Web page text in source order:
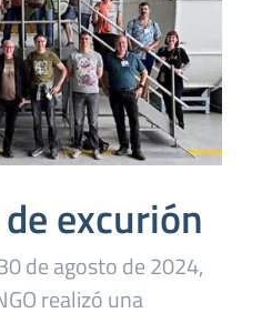
excurión
de agosto de 2024,
realizó una